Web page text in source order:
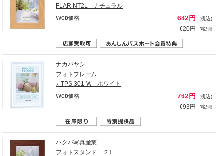
FLAR-NT2L ナチュラル
Web価格
682円 (税込)
620円 (税別)
ナカバヤシ
フォトフレーム
ﾌ-TPS-301-W ホワイト
Web価格
762円 (税込)
693円 (税別)
ハクバ写真産業
フォトスタンド ２Ｌ